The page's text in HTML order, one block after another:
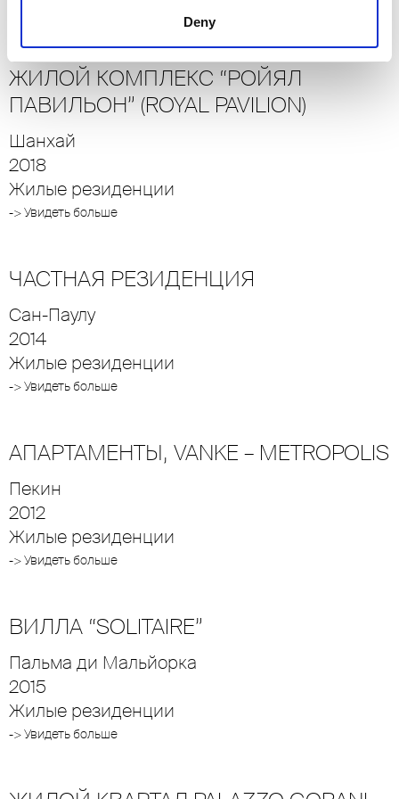
Deny
ЖИЛОЙ КОМПЛЕКС “РОЙЯЛ
ПАВИЛЬОН” (ROYAL PAVILION)
Шанхай
2018
Жилые резиденции
-> Увидеть больше
ЧАСТНАЯ РЕЗИДЕНЦИЯ
Сан-Паулу
2014
Жилые резиденции
-> Увидеть больше
АПАРТАМЕНТЫ, VANKE – METROPOLIS
Пекин
2012
Жилые резиденции
-> Увидеть больше
ВИЛЛА “SOLITAIRE”
Пальма ди Мальйорка
2015
Жилые резиденции
-> Увидеть больше